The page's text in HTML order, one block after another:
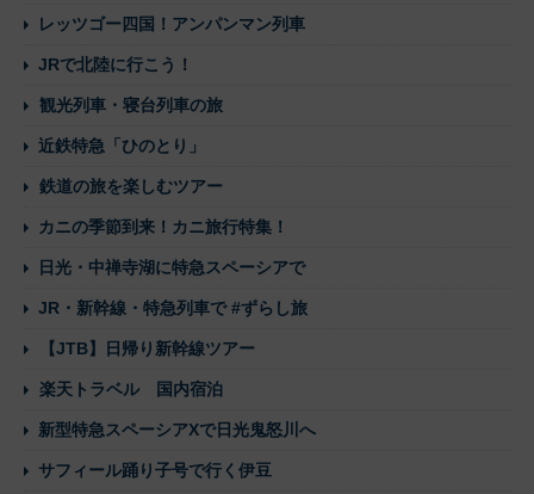
レッツゴー四国！アンパンマン列車
JRで北陸に行こう！
観光列車・寝台列車の旅
近鉄特急「ひのとり」
鉄道の旅を楽しむツアー
カニの季節到来！カニ旅行特集！
日光・中禅寺湖に特急スペーシアで
JR・新幹線・特急列車で #ずらし旅
【JTB】日帰り新幹線ツアー
楽天トラベル 国内宿泊
新型特急スペーシアXで日光鬼怒川へ
サフィール踊り子号で行く伊豆